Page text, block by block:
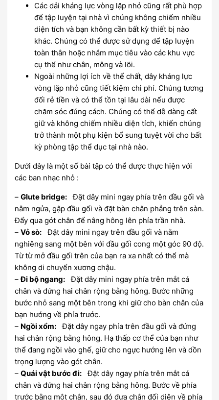
Các dải kháng lực vòng lặp nhỏ cũng rất phù hợp
để tập luyện tại nhà vì chúng không chiếm nhiều
diện tích và bạn không cần bất kỳ thiết bị nào
khác. Chúng có thể được sử dụng để tập luyện
toàn thân hoặc nhắm mục tiêu vào các khu vực
cụ thể như chân, mông và lõi.
Ngoài những lợi ích về thể chất, dây kháng lực
vòng lặp nhỏ cũng tiết kiệm chi phí. Chúng tương
đối rẻ tiền và có thể tồn tại lâu dài nếu được
chăm sóc đúng cách. Chúng có thể dễ dàng cất
giữ và không chiếm nhiều diện tích, khiến chúng
trở thành một phụ kiện bổ sung tuyệt vời cho bất
kỳ phòng tập thể dục tại nhà nào.
Dưới đây là một số bài tập có thể được thực hiện với
các ban nhạc nhỏ :
– Glute bridge: Đặt dây mini ngay phía trên đầu gối và
nằm ngửa, gập đầu gối và đặt bàn chân phẳng trên sàn.
Đẩy qua gót chân để nâng hông lên phía trần nhà.
– Vỏ sò: Đặt dây mini ngay trên đầu gối và nằm
nghiêng sang một bên với đầu gối cong một góc 90 độ.
Từ từ mở đầu gối trên của bạn ra xa nhất có thể mà
không di chuyển xương chậu.
–Đi bộ ngang: Đặt dây mini ngay phía trên mắt cá
chân và đứng hai chân rộng bằng hông. Bước những
bước nhỏ sang một bên trong khi giữ cho bàn chân của
bạn hướng về phía trước.
– Ngồi xổm: Đặt dây ngay phía trên đầu gối và đứng
hai chân rộng bằng hông. Hạ thấp cơ thể của bạn như
thể đang ngồi vào ghế, giữ cho ngực hướng lên và dồn
trọng lượng vào gót chân.
– Quái vật bước đi: Đặt dây ngay phía trên mắt cá
chân và đứng hai chân rộng bằng hông. Bước về phía
trước bằng một chân, sau đó đưa chân đối diện về phía